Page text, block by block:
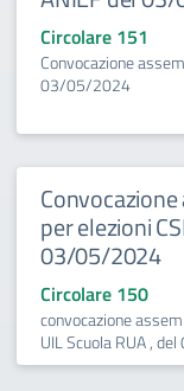
Circolare 151
Convocazione
03/05/2024
per elezioni
03/05/2024
Circolare 150
convocazione
UIL Scuola RUA ,